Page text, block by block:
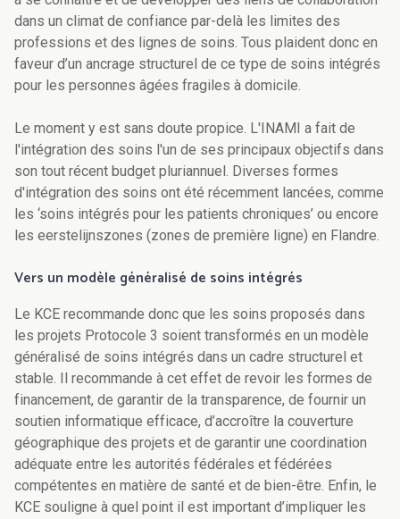
dans un climat de confiance par-delà les limites des
professions et des lignes de soins. Tous plaident donc en
faveur d’un ancrage structurel de ce type de soins intégrés
pour les personnes âgées fragiles à domicile.
Le moment y est sans doute propice. L'INAMI a fait de
l'intégration des soins l'un de ses principaux objectifs dans
son tout récent budget pluriannuel. Diverses formes
d'intégration des soins ont été récemment lancées, comme
les ‘soins intégrés pour les patients chroniques’ ou encore
les eerstelijnszones (zones de première ligne) en Flandre.
Vers un modèle généralisé de soins intégrés
Le KCE recommande donc que les soins proposés dans
les projets Protocole 3 soient transformés en un modèle
généralisé de soins intégrés dans un cadre structurel et
stable. Il recommande à cet effet de revoir les formes de
financement, de garantir de la transparence, de fournir un
soutien informatique efficace, d’accroître la couverture
géographique des projets et de garantir une coordination
adéquate entre les autorités fédérales et fédérées
compétentes en matière de santé et de bien-être. Enfin, le
KCE souligne à quel point il est important d’impliquer les